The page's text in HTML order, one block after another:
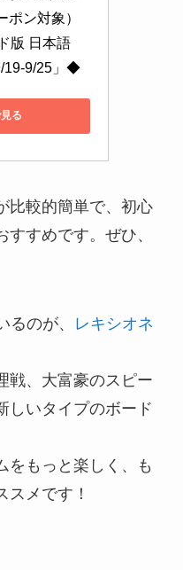
ポン対象）
版 日本語
19-9/25」◆
る
比較的簡単で、初心
すめです。ぜひ、
のが、
レキシオネ
戦、大富豪のスピー
しいタイプのボード
をもっと楽しく、も
スメです！